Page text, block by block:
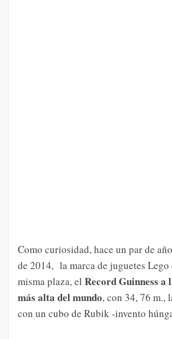
Como curiosidad, hace un par de
de 2014, la marca de juguetes
misma plaza, el Record Guinness a
más alta del mundo, con 34, 76 m.,
con un cubo de Rubik -invento